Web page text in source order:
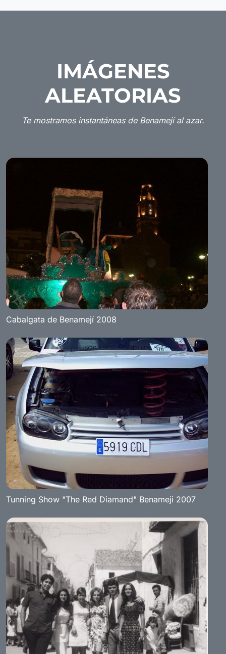
IMÁGENES
ALEATORIAS
Te mostramos instantáneas de Benamejí al azar.
Cabalgata de Benamejí 2008
Tunning Show "The Red Diamand" Benameji 2007